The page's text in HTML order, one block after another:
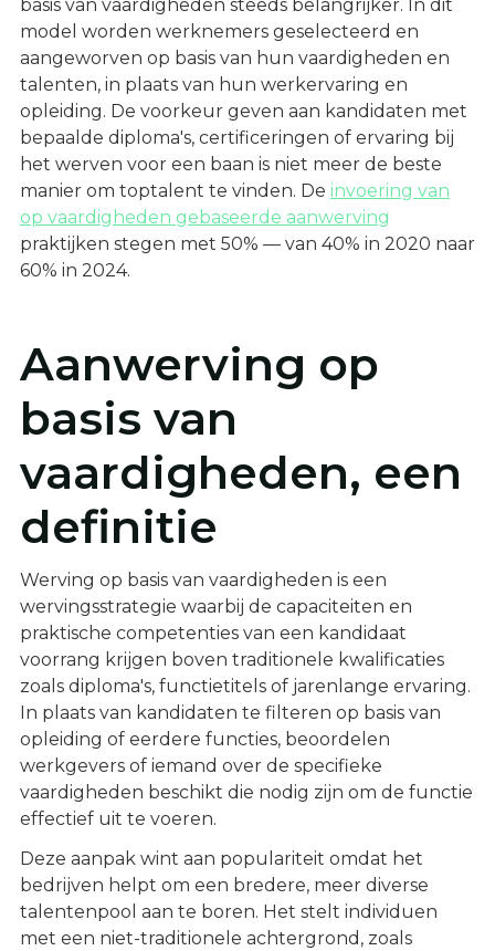
basis van vaardigheden steeds belangrijker. In dit
model worden werknemers geselecteerd en
aangeworven op basis van hun vaardigheden en
talenten, in plaats van hun werkervaring en
opleiding. De voorkeur geven aan kandidaten met
bepaalde diploma's, certificeringen of ervaring bij
het werven voor een baan is niet meer de beste
manier om toptalent te vinden. De invoering van
op vaardigheden gebaseerde aanwerving
praktijken stegen met 50% — van 40% in 2020 naar
60% in 2024.
Aanwerving op
basis van
vaardigheden, een
definitie
Werving op basis van vaardigheden is een
wervingsstrategie waarbij de capaciteiten en
praktische competenties van een kandidaat
voorrang krijgen boven traditionele kwalificaties
zoals diploma's, functietitels of jarenlange ervaring.
In plaats van kandidaten te filteren op basis van
opleiding of eerdere functies, beoordelen
werkgevers of iemand over de specifieke
vaardigheden beschikt die nodig zijn om de functie
effectief uit te voeren.
Deze aanpak wint aan populariteit omdat het
bedrijven helpt om een bredere, meer diverse
talentenpool aan te boren. Het stelt individuen
met een niet-traditionele achtergrond, zoals